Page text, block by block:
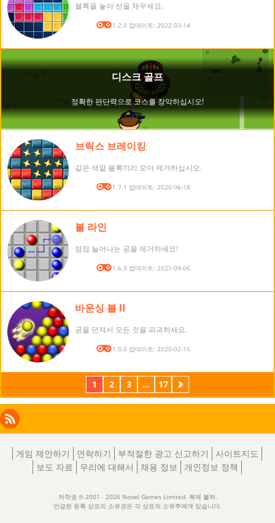
블록을 놓아 선을 채우세요.
버전: 1.2.0 업데이트: 2022-03-14
브릭스 브레이킹
같은 색깔 블록끼리 모아 제거하십시오.
버전: 1.7.1 업데이트: 2020-06-18
볼 라인
점점 늘어나는 공을 제거하세요!
버전: 1.6.3 업데이트: 2021-09-06
바운싱 볼 II
공을 던져서 모든 것을 파괴하세요.
버전: 1.0.0 업데이트: 2020-02-15
1 2 3 ... 17
다
음
Facebook
Instagram
X
LinkedIn
RSS
게임 제안하기 연락하기 부적절한 광고 신고하기
사이트지도
보도 자료
우리에 대해서 채용 정보 개인정보 정책
저작권 © 2001 - 2026 Novel Games Limited. 복제 불허.
언급된 등록 상표의 소유권은 각 상표의 소유주에게 있습니다.